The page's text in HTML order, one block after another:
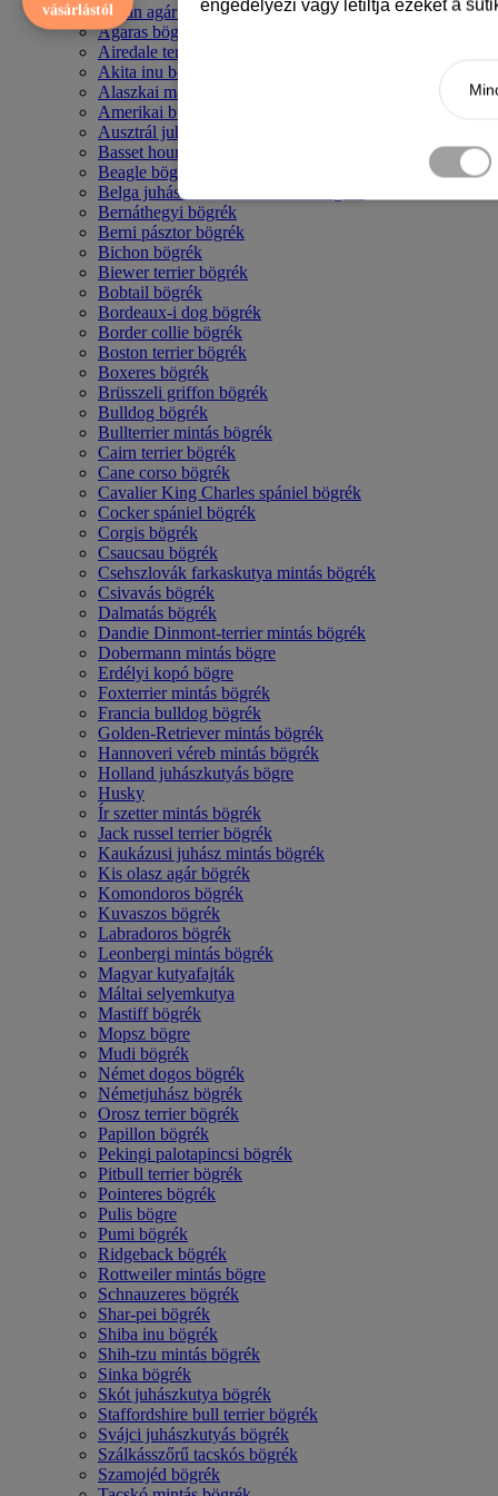
Afgán agár bögrék
Agaras bögrék
Airedale terrier mintás bögre
Akita inu bögrék
Alaszkai malamut bögrék
Amerikai bulldog mintás bögrék
Ausztrál juhászkutya bögrék
Basset hound mintás bögrék
Beagle bögrék
Belga juhász - malinois mintás bögrék
Bernáthegyi bögrék
Berni pásztor bögrék
Bichon bögrék
Biewer terrier bögrék
Bobtail bögrék
Bordeaux-i dog bögrék
Border collie bögrék
Boston terrier bögrék
Boxeres bögrék
Brüsszeli griffon bögrék
Bulldog bögrék
Bullterrier mintás bögrék
Cairn terrier bögrék
Cane corso bögrék
Cavalier King Charles spániel bögrék
Cocker spániel bögrék
Corgis bögrék
Csaucsau bögrék
Csehszlovák farkaskutya mintás bögrék
Csivavás bögrék
Dalmatás bögrék
Dandie Dinmont-terrier mintás bögrék
Dobermann mintás bögre
Erdélyi kopó bögre
Foxterrier mintás bögrék
Francia bulldog bögrék
Golden-Retriever mintás bögrék
Hannoveri véreb mintás bögrék
Holland juhászkutyás bögre
Husky
Ír szetter mintás bögrék
Jack russel terrier bögrék
Kaukázusi juhász mintás bögrék
Kis olasz agár bögrék
Komondoros bögrék
Kuvaszos bögrék
Labradoros bögrék
Leonbergi mintás bögrék
Magyar kutyafajták
Máltai selyemkutya
Mastiff bögrék
Mopsz bögre
Mudi bögrék
Német dogos bögrék
Németjuhász bögrék
Orosz terrier bögrék
Papillon bögrék
Pekingi palotapincsi bögrék
Pitbull terrier bögrék
Pointeres bögrék
Pulis bögre
Pumi bögrék
Ridgeback bögrék
Rottweiler mintás bögre
Schnauzeres bögrék
Shar-pei bögrék
Shiba inu bögrék
Shih-tzu mintás bögrék
Sinka bögrék
Skót juhászkutya bögrék
Staffordshire bull terrier bögrék
Svájci juhászkutyás bögrék
Szálkásszőrű tacskós bögrék
Szamojéd bögrék
vásárlástól
engedélyezi vagy letiltja ezeket a